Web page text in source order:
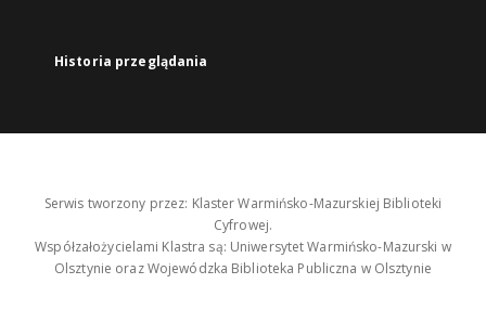
Historia przeglądania
Serwis tworzony przez: Klaster Warmińsko-Mazurskiej Biblioteki
Cyfrowej.
Współzałożycielami Klastra są: Uniwersytet Warmińsko-Mazurski w
Olsztynie oraz Wojewódzka Biblioteka Publiczna w Olsztynie